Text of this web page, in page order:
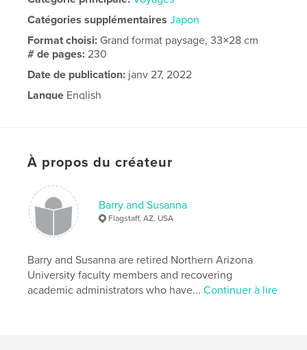
Catégories supplémentaires Japon
Format choisi: Grand format paysage, 33×28 cm
# de pages:230
Date de publication: janv 27, 2022
Langue English
À propos du créateur
Barry and Susanna
Flagstaff, AZ, USA
Barry and Susanna are retired Northern Arizona
University faculty members and recovering
academic administrators who have...Continuer à lire